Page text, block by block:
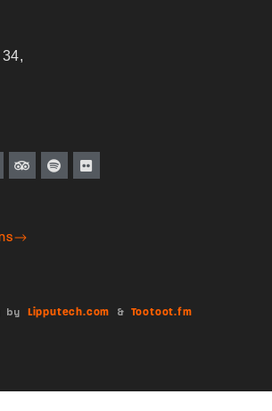
by Lipputech.com & Tootoot.fm